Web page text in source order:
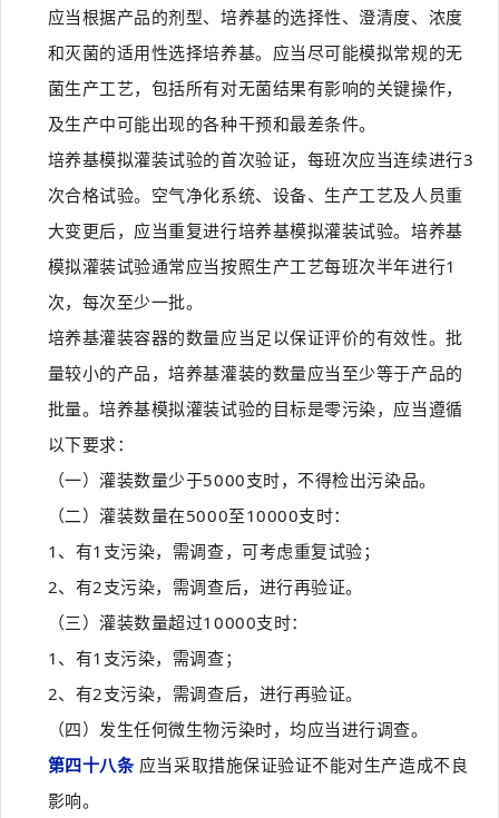
应当根据产品的剂型、培养基的选择性、澄清度、浓度
和灭菌的适用性选择培养基。应当尽可能模拟常规的无
菌生产工艺，包括所有对无菌结果有影响的关键操作，
及生产中可能出现的各种干预和最差条件。
培养基模拟灌装试验的首次验证，每班次应当连续进行3
次合格试验。空气净化系统、设备、生产工艺及人员重
大变更后，应当重复进行培养基模拟灌装试验。培养基
模拟灌装试验通常应当按照生产工艺每班次半年进行1
次，每次至少一批。
培养基灌装容器的数量应当足以保证评价的有效性。批
量较小的产品，培养基灌装的数量应当至少等于产品的
批量。培养基模拟灌装试验的目标是零污染，应当遵循
以下要求：
（一）灌装数量少于5000支时，不得检出污染品。
（二）灌装数量在5000至10000支时：
1、有1支污染，需调查，可考虑重复试验；
2、有2支污染，需调查后，进行再验证。
（三）灌装数量超过10000支时：
1、有1支污染，需调查；
2、有2支污染，需调查后，进行再验证。
（四）发生任何微生物污染时，均应当进行调查。
第四十八条应当采取措施保证验证不能对生产造成不良
影响。